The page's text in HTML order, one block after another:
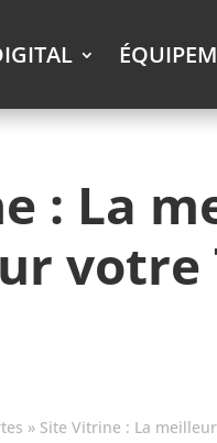
: La
votre
» Site Vitrine : La